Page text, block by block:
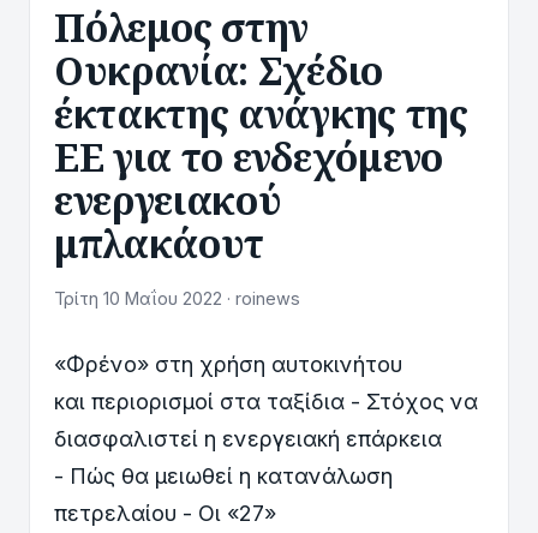
Πόλεμος στην
Ουκρανία: Σχέδιο
έκτακτης ανάγκης της
ΕΕ για το ενδεχόμενο
ενεργειακού
μπλακάουτ
Τρίτη 10 Μαΐου 2022 · roinews
«Φρένο» στη χρήση αυτοκινήτου
και περιορισμοί στα ταξίδια - Στόχος να
διασφαλιστεί η ενεργειακή επάρκεια
- Πώς θα μειωθεί η κατανάλωση
πετρελαίου - Οι «27»